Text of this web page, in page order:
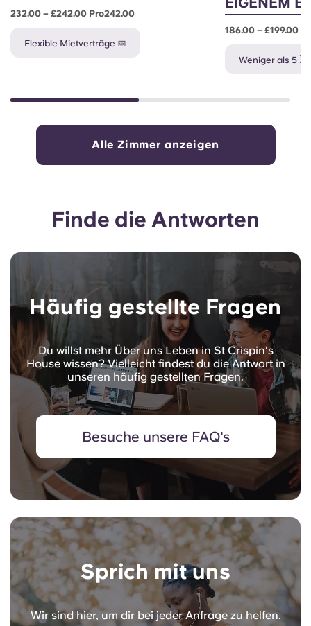
232.00 – £242.00 Pro242.00
Flexible Mietverträge 📅
186.00 – £199.00
Weniger als 5 ⌛
Alle Zimmer anzeigen
Finde die Antworten
Häufig gestellte Fragen
Du willst mehr Über uns Leben in St Crispin's
House wissen? Vielleicht findest du die Antwort in
unseren häufig gestellten Fragen.
Besuche unsere FAQ's
Sprich mit uns
Wir sind hier, um dir bei jeder Anfrage zu helfen.